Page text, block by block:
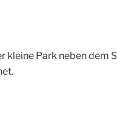
kleine Park neben dem